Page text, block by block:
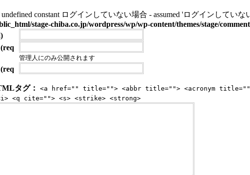
undefined constant ログインしていない場合 - assumed 'ログインしてい
stage-chiba.co.jp/wordpress/wp/wp-content/themes/stage/
管理人にのみ公開されます
タグ：
<a href="" title=""> <abbr title=""> <acronym
<q cite=""> <s> <strike> <strong>